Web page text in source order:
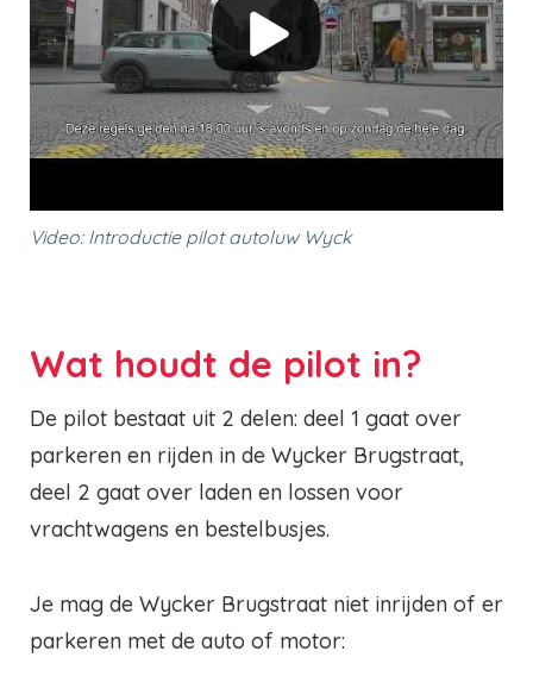
Video: Introductie pilot autoluw Wyck
Wat houdt de pilot in?
De pilot bestaat uit 2 delen: deel 1 gaat over
parkeren en rijden in de Wycker Brugstraat,
deel 2 gaat over laden en lossen voor
vrachtwagens en bestelbusjes.
Je mag de Wycker Brugstraat niet inrijden of er
parkeren met de auto of motor: